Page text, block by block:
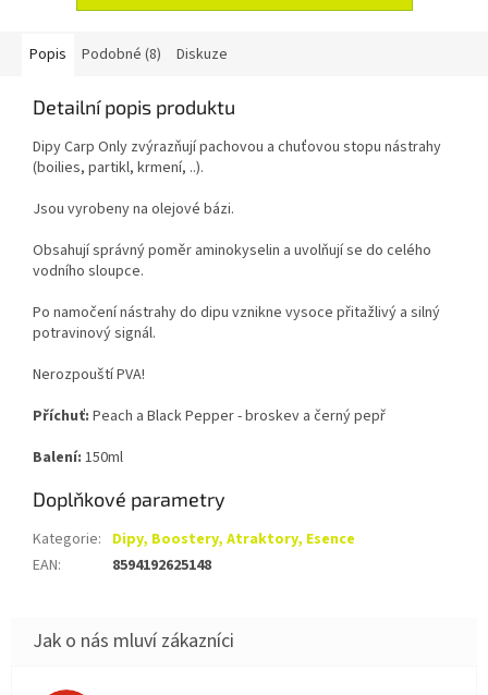
Popis Podobné (8) Diskuze
Detailní popis produktu
Dipy Carp Only zvýrazňují pachovou a chuťovou stopu nástrahy
(boilies, partikl, krmení, ..).
Jsou vyrobeny na olejové bázi.
Obsahují správný poměr aminokyselin a uvolňují se do celého
vodního sloupce.
Po namočení nástrahy do dipu vznikne vysoce přitažlivý a silný
potravinový signál.
Nerozpouští PVA!
Příchuť: Peach a Black Pepper - broskev a černý pepř
Balení: 150ml
Doplňkové parametry
Kategorie: Dipy, Boostery, Atraktory, Esence
EAN: 8594192625148